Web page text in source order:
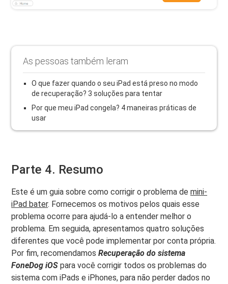
As pessoas também leram
O que fazer quando o seu iPad está preso no modo
de recuperação? 3 soluções para tentar
Por que meu iPad congela? 4 maneiras práticas de
usar
Parte 4. Resumo
Este é um guia sobre como corrigir o problema demini-
iPadbater. Fornecemos os motivos pelos quais esse
problema ocorre para ajudá-lo a entender melhor o
problema. Em seguida, apresentamos quatro soluções
diferentes que você pode implementar por conta própria.
Por fim, recomendamosRecuperação do sistema
FoneDog iOS para você corrigir todos os problemas do
sistema com iPads e iPhones, para não perder dados no